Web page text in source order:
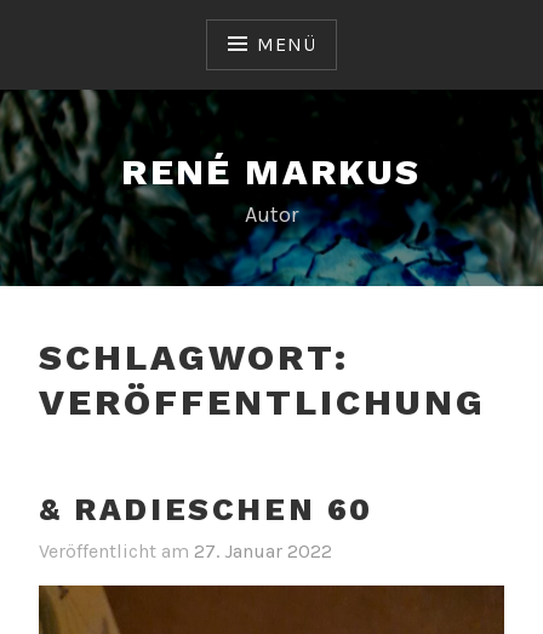
MENÜ
RENÉ MARKUS
Autor
SCHLAGWORT:
VERÖFFENTLICHUNG
& RADIESCHEN 60
Veröffentlicht am 27. Januar 2022